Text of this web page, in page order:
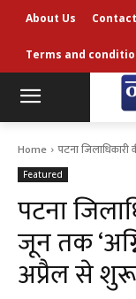
About Us
Terms and
Home पटना
Featured
पटना
जून तक
अप्रैल से शुरू